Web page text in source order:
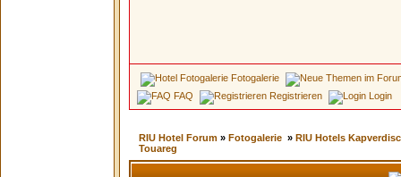
Fotogalerie
FAQ
Registrieren Login
RIU Hotel Forum »Fotogalerie »RIU Hotels
Touareg